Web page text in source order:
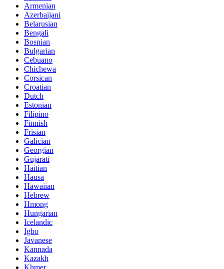
Armenian
Azerbaijani
Belarusian
Bengali
Bosnian
Bulgarian
Cebuano
Chichewa
Corsican
Croatian
Dutch
Estonian
Filipino
Finnish
Frisian
Galician
Georgian
Gujarati
Haitian
Hausa
Hawaiian
Hebrew
Hmong
Hungarian
Icelandic
Igbo
Javanese
Kannada
Kazakh